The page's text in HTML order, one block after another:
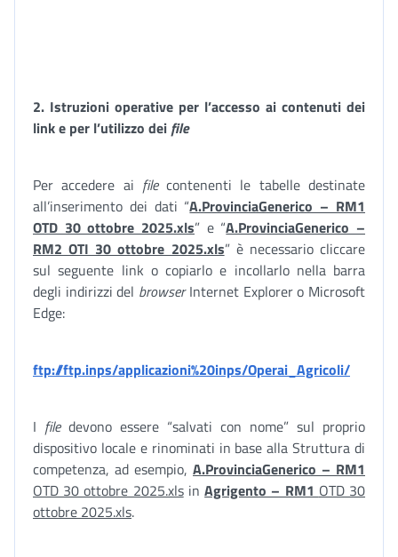
2. Istruzioni operative per l’accesso ai contenuti dei
link e per l’utilizzo dei file
Per accedere ai filecontenenti le tabelle destinate
all’inserimento dei dati “A.ProvinciaGenerico – RM1
OTD 30 ottobre 2025.xls” e “A.ProvinciaGenerico –
RM2 OTI 30 ottobre 2025.xls” è necessario cliccare
sul seguente link o copiarlo e incollarlo nella barra
degli indirizzi del browserInternet Explorer o Microsoft
Edge:
ftp://ftp.inps/applicazioni%20inps/Operai_Agricoli/
I filedevono essere “salvati con nome” sul proprio
dispositivo locale e rinominati in base alla Struttura di
competenza, ad esempio, A.ProvinciaGenerico – RM1
OTD 30 ottobre 2025.xlsinAgrigento – RM1 OTD 30
ottobre 2025.xls.